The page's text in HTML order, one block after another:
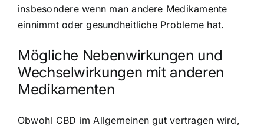
insbesondere wenn man andere Medikamente
einnimmt oder gesundheitliche Probleme hat.
Mögliche Nebenwirkungen und
Wechselwirkungen mit anderen
Medikamenten
Obwohl CBD im Allgemeinen gut vertragen wird,